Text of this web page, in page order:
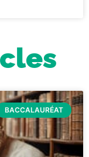
BACCALAURÉAT